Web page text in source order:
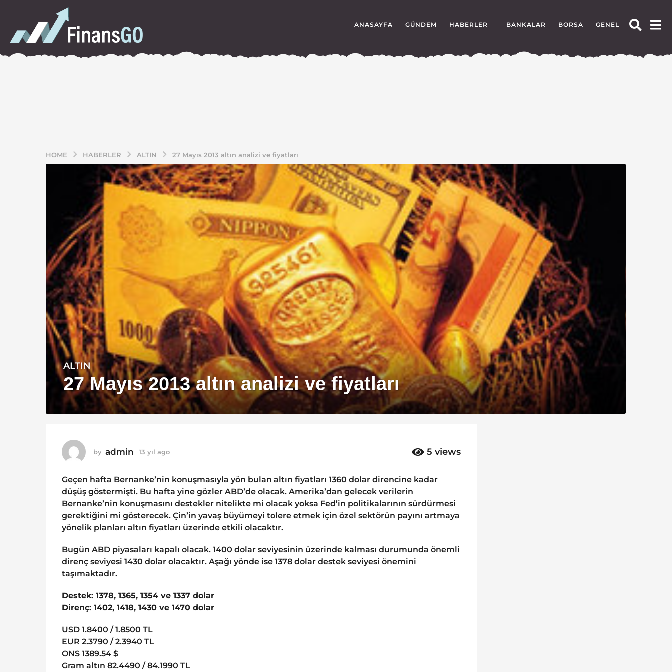
ANASAYFA GÜNDEM HABERLER BANKALAR BORSA GENEL
HOME HABERLER ALTIN 27 Mayıs 2013 altın analizi ve fiyatları
1
3
y
ı
l
1
3
y
ı
a
g
o
ALTIN
27 Mayıs 2013 altın analizi ve fiyatları
by admin 13 yıl ago
l
g
o
5 views
Geçen hafta Bernanke’nin konuşmasıyla yön bulan altın fiyatları 1360 dolar direncine kadar
düşüş göstermişti. Bu hafta yine gözler ABD’de olacak. Amerika’dan gelecek verilerin
Bernanke’nin konuşmasını destekler nitelikte mi olacak yoksa Fed’in politikalarının sürdürmesi
gerektiğini mi gösterecek. Çin’in yavaş büyümeyi tolere etmek için özel sektörün payını artmaya
yönelik planları altın fiyatları üzerinde etkili olacaktır.
Bugün ABD piyasaları kapalı olacak. 1400 dolar seviyesinin üzerinde kalması durumunda önemli
direnç seviyesi 1430 dolar olacaktır. Aşağı yönde ise 1378 dolar destek seviyesi önemini
taşımaktadır.
Destek: 1378, 1365, 1354 ve 1337 dolar
Direnç: 1402, 1418, 1430 ve 1470 dolar
USD 1.8400 / 1.8500 TL
EUR 2.3790 / 2.3940 TL
ONS 1389.54 $
Gram altın 82.4490 / 84.1990 TL